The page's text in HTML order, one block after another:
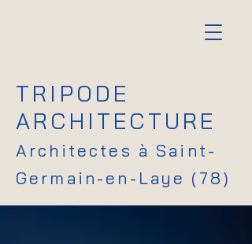
TRIPODE
ARCHITECTURE
Architectes à Saint-
Germain-en-Laye (78)